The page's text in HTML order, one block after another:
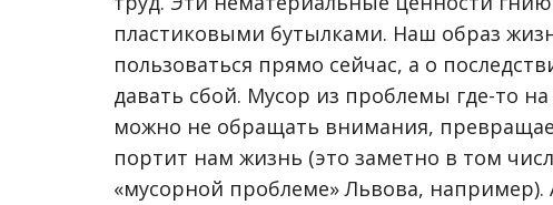
пластиковыми бутылками. Наш образ
пользоваться прямо сейчас, а о
давать сбой. Мусор из проблемы где-то
можно не обращать внимания,
портит нам жизнь (это заметно в том
«мусорной проблеме» Львова,